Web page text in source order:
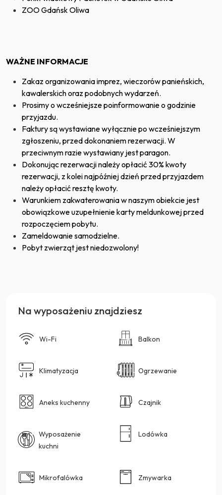
ZOO Gdańsk Oliwa
WAŻNE INFORMACJE
Zakaz organizowania imprez, wieczorów panieńskich,
kawalerskich oraz podobnych wydarzeń.
Prosimy o wcześniejsze poinformowanie o godzinie
przyjazdu.
Faktury są wystawiane wyłącznie po wcześniejszym
zgłoszeniu, przed dokonaniem rezerwacji. W
przeciwnym razie wystawiany jest paragon.
Dokonując rezerwacji należy opłacić 30% kwoty
rezerwacji, z kolei najpóźniej dzień przed przyjazdem
należy opłacić resztę kwoty.
Warunkiem zakwaterowania w naszym obiekcie jest
obowiązkowe uzupełnienie karty meldunkowej przed
rozpoczęciem pobytu.
Zameldowanie samodzielne.
Pobyt zwierząt jest niedozwolony!
Na wyposażeniu znajdziesz
Wi-Fi Balkon
Klimatyzacja Ogrzewanie
Aneks kuchenny Czajnik
Wyposażenie
kuchni
Lodówka
Mikrofalówka Zmywarka